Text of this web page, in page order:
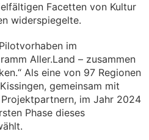
Facetten von Kultur
widerspiegelte.
im
Aller.Land – zusammen
Als eine von 97 Regionen
gemeinsam mit
im Jahr 2024
Phase dieses